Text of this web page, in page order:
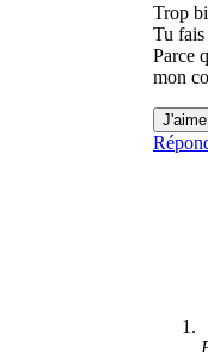
Trop
Tu fais
Parce
mon
J'aime